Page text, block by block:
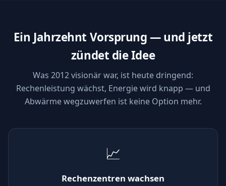
Ein Jahrzehnt Vorsprung — und jetzt
zündet die Idee
Was 2012 visionär war, ist heute dringend:
Rechenleistung wächst, Energie wird knapp — und
Abwärme wegzuwerfen ist keine Option mehr.
📈
Rechenzentren wachsen